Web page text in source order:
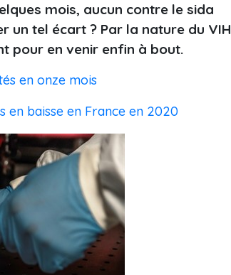
mois, aucun contre le sida
un tel écart ? Par la nature du
pour en venir enfin à bout.
en onze mois
en baisse en France en 2020